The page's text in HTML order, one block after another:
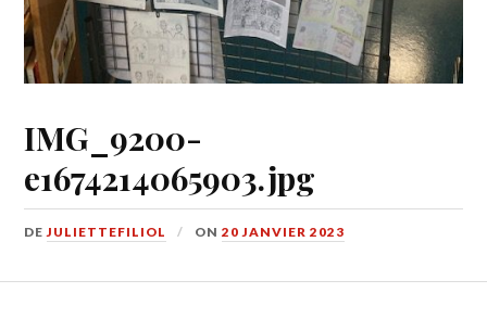
IMG_9200-
e1674214065903.jpg
DEJULIETTEFILIOL ON20 JANVIER 2023